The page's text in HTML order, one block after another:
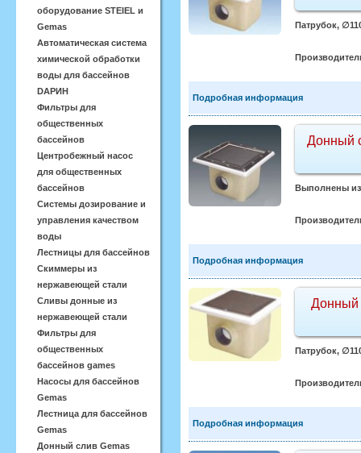
оборудование STEIEL и
Gemas
Автоматическая система
химической обработки
воды для бассейнов
DАРИН
Фильтры для
общественных
бассейнов
Центробежный насос
для общественных
бассейнов
Системы дозирование и
управления качеством
воды
Лестницы для бассейнов
Скиммеры из
нержавеющей стали
Сливы донные из
нержавеющей стали
Фильтры для
общественных
бассейнов games
Насосы для бассейнов
Gemas
Лестница для бассейнов
Gemas
Донный слив Gemas
Патрубок,
Подробная информация
Донный
Выполнены из
Подробная информация
Донный
Патрубок,
Подробная информация